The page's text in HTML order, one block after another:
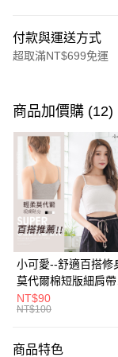
付款與運送方式
超取滿NT$699免運
信用卡一次付款
超商取貨付款
LINE Pay
Apple Pay
街口支付
悠遊付
Google Pay
全盈+PAY
大哥付你分期
商品加價購 (12)
小可愛--舒適百搭修
莫代爾棉短版細肩帶
色背心(白.黑.灰L-2L)-
U582眼圈熊中大尺碼
NT$90
NT$100
商品特色